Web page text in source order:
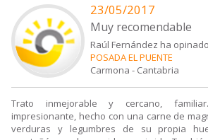
23/05/2017
Muy recomendable
Raúl Fernández ha
POSADA EL PUENTE
Carmona - Cantabria
Trato inmejorable y cercano,
impresionante, hecho con una carne de
verduras y legumbres de su propia